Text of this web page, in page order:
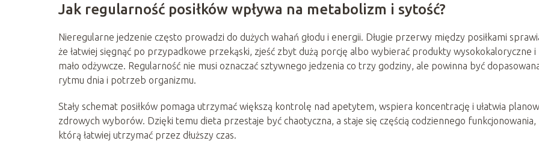
Jak regularność posiłków wpływa na metabolizm i sytość?
Nieregularne jedzenie często prowadzi do dużych wahań głodu i energii. Długie przerwy między posiłkami
że łatwiej sięgnąć po przypadkowe przekąski, zjeść zbyt dużą porcję albo wybierać produkty wysokokaloryczne i
mało odżywcze. Regularność nie musi oznaczać sztywnego jedzenia co trzy godziny, ale powinna być
rytmu dnia i potrzeb organizmu.
Stały schemat posiłków pomaga utrzymać większą kontrolę nad apetytem, wspiera koncentrację i ułatwia
zdrowych wyborów. Dzięki temu dieta przestaje być chaotyczna, a staje się częścią codziennego funkcjonowania,
którą łatwiej utrzymać przez dłuższy czas.